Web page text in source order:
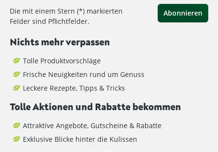
Die mit einem Stern (*) markierten
Felder sind Pflichtfelder.
Abonnieren
Nichts mehr verpassen
Tolle Produktvorschläge
Frische Neuigkeiten rund um Genuss
Leckere Rezepte, Tipps & Tricks
Tolle Aktionen und Rabatte bekommen
Attraktive Angebote, Gutscheine & Rabatte
Exklusive Blicke hinter die Kulissen